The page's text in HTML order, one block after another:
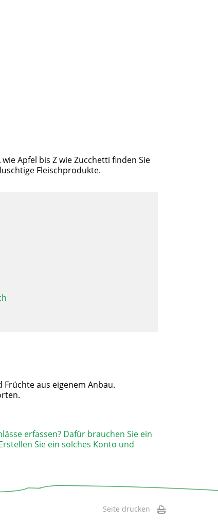
Apfel bis Z wie Zucchetti finden Sie
Fleischprodukte.
Früchte aus eigenem Anbau.
erfassen? Dafür brauchen Sie ein
Sie ein solches Konto und
Seite drucken